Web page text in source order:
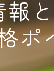
ポ